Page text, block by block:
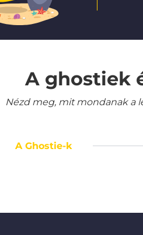
A ghostiek
Nézd meg, mit mondanak a
A Ghostie-k